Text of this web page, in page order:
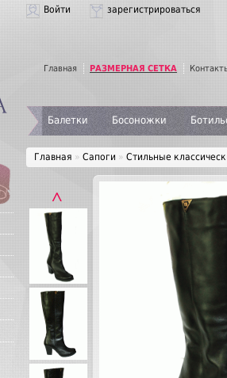
Войти зарегистрироваться
Главная РАЗМЕРНАЯ СЕТКА
Балетки Босоножки
Главная » Сапоги » Стильные
˄